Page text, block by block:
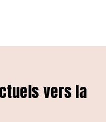
vers la